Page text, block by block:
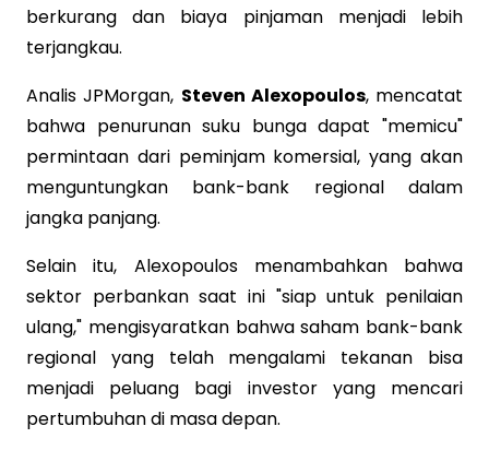
berkurang dan biaya pinjaman menjadi lebih
terjangkau.
Analis JPMorgan, Steven Alexopoulos, mencatat
bahwa penurunan suku bunga dapat "memicu"
permintaan dari peminjam komersial, yang akan
menguntungkan bank-bank regional dalam
jangka panjang.
Selain itu, Alexopoulos menambahkan bahwa
sektor perbankan saat ini "siap untuk penilaian
ulang," mengisyaratkan bahwa saham bank-bank
regional yang telah mengalami tekanan bisa
menjadi peluang bagi investor yang mencari
pertumbuhan di masa depan.